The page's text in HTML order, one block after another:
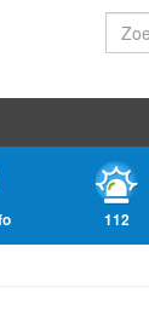
112